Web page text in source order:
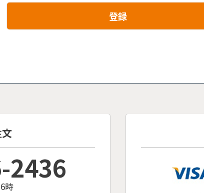
登録
2436
時